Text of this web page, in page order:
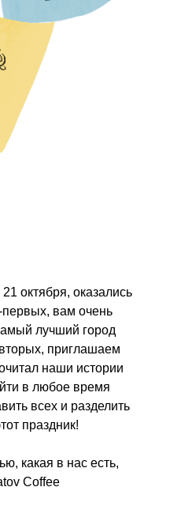
21 октября, оказались
вам очень
лучший город
приглашаем
наши истории
в любое время
всех и разделить
праздник!
какая в нас есть,
Coffee